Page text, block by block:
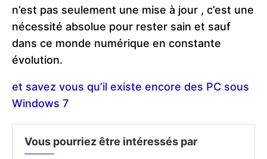
n’est pas seulement une mise à jour , c’est une
nécessité absolue pour rester sain et sauf
dans ce monde numérique en constante
évolution​.
et savez vous qu’il existe encore des PC sous
Windows 7
Vous pourriez être intéressés par